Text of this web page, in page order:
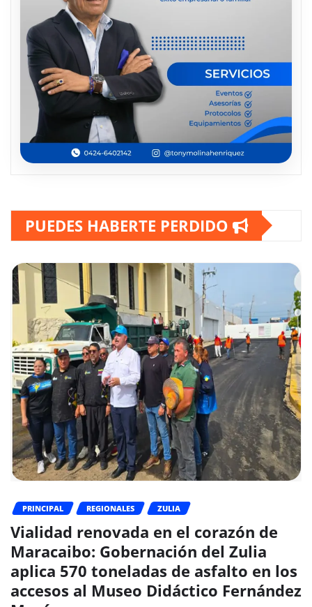
PUEDES HABERTE PERDIDO
PRINCIPAL REGIONALES ZULIA
Vialidad renovada en el corazón de
Maracaibo: Gobernación del Zulia
aplica 570 toneladas de asfalto en los
accesos al Museo Didáctico Fernández